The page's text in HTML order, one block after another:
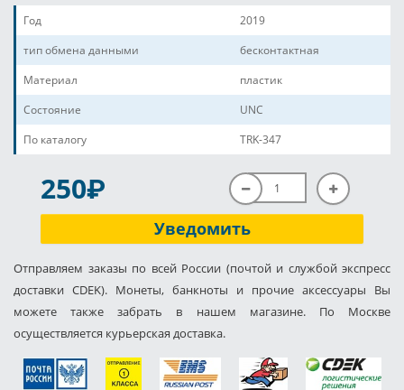
Год
2019
тип обмена данными
бесконтактная
Материал
пластик
Состояние
UNC
По каталогу
TRK-347
250P
Уведомить
Отправляем заказы по всей России (почтой и службой экспресс
доставки CDEK). Монеты, банкноты и прочие аксессуары Вы
можете также забрать в нашем магазине. По Москве
осуществляется курьерская доставка.